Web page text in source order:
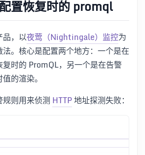
置恢复时的 promql
品，以夜莺（Nightingale）监控为
。核心是配置两个地方：一个是在
时的 PromQL，另一个是在告警
的渲染。
则用来侦测 HTTP地址探测失败：